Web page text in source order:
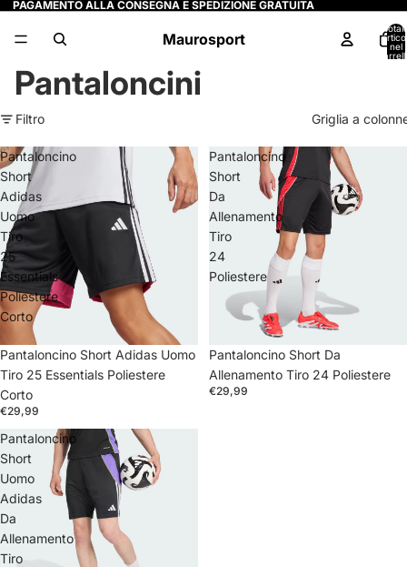
PAGAMENTO ALLA CONSEGNA E SPEDIZIONE GRATUITA
Maurosport
nel
Pantaloncini
Filtro Griglia a
Pantaloncino
Short
Adidas
Uomo
Tiro
25
Essentials
Poliestere
Corto
Pantaloncino Short Adidas Uomo
Tiro 25 Essentials Poliestere
Corto
€29,99
Pantaloncino
Short
Da
Allenamento
Tiro
24
Poliestere
Pantaloncino Short Da
Allenamento Tiro 24 Poliestere
€29,99
Pantaloncino
Short
Uomo
Adidas
Da
Allenamento
Tiro